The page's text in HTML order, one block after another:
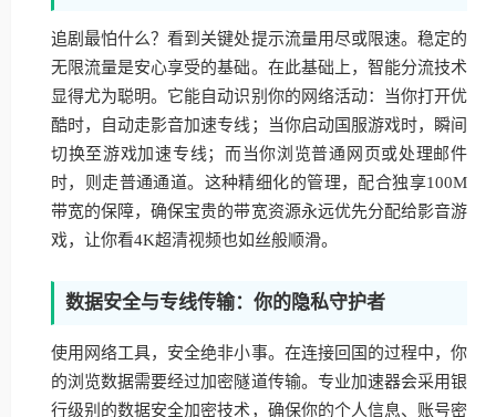
追剧最怕什么？看到关键处提示流量用尽或限速。稳定的
无限流量是安心享受的基础。在此基础上，智能分流技术
显得尤为聪明。它能自动识别你的网络活动：当你打开优
酷时，自动走影音加速专线；当你启动国服游戏时，瞬间
切换至游戏加速专线；而当你浏览普通网页或处理邮件
时，则走普通通道。这种精细化的管理，配合独享100M
带宽的保障，确保宝贵的带宽资源永远优先分配给影音游
戏，让你看4K超清视频也如丝般顺滑。
数据安全与专线传输：你的隐私守护者
使用网络工具，安全绝非小事。在连接回国的过程中，你
的浏览数据需要经过加密隧道传输。专业加速器会采用银
行级别的数据安全加密技术，确保你的个人信息、账号密